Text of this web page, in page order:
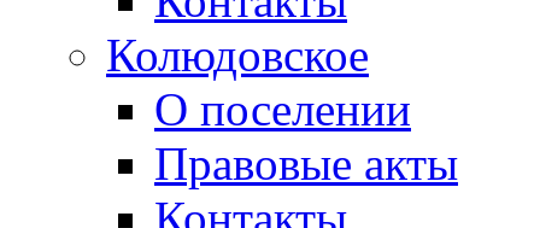
Колюдовское
О поселении
Правовые акты
Контакты